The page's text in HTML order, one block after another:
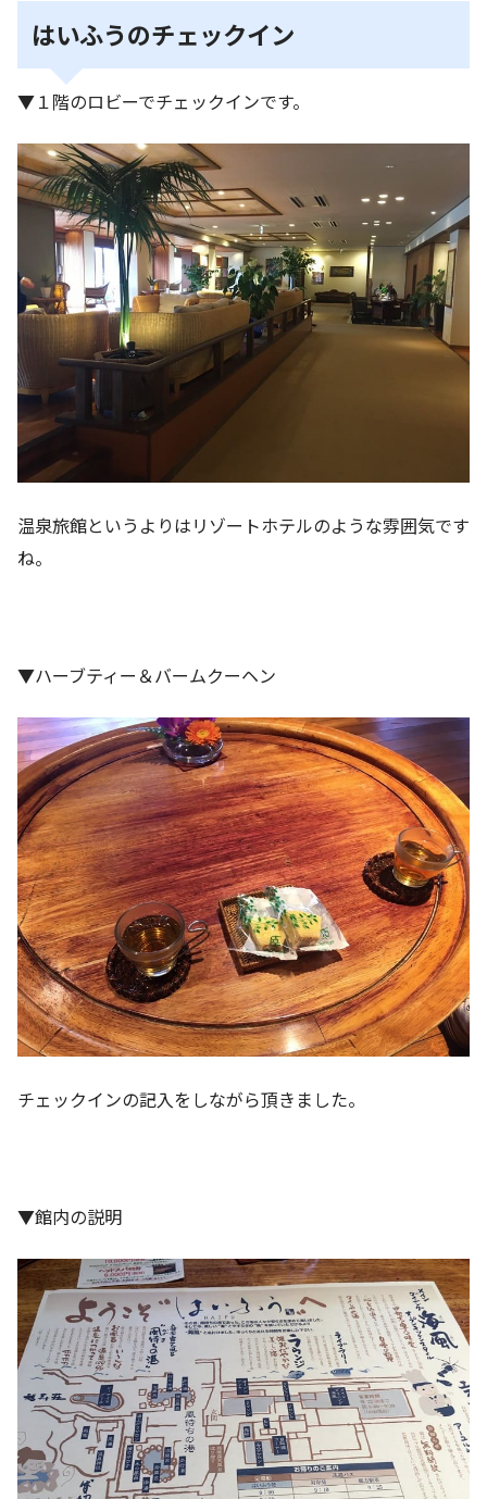
はいふうのチェックイン
▼１階のロビーでチェックインです。
温泉旅館というよりはリゾートホテルのような雰囲気です
ね。
▼ハーブティー＆バームクーヘン
チェックインの記入をしながら頂きました。
▼館内の説明